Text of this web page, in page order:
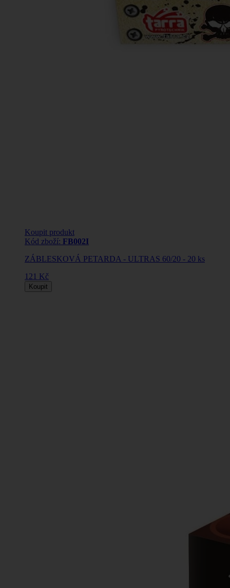
Koupit produkt
Kód zboží: FB002I
ZÁBLESKOVÁ PETARDA - ULTRAS 60/20 - 20 ks
121 Kč
Koupit